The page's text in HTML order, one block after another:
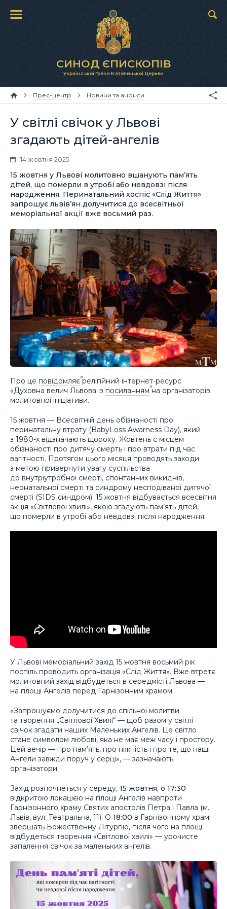
СИНОД ЄПИСКОПІВ
Української Греко-Католицької Церкви
Прес-центр Новини та анонси
У світлі свічок у Львові
згадають дітей-ангелів
14 жовтня 2025
15 жовтня у Львові молитовно вшанують пам’ять
дітей, що померли в утробі або невдовзі після
народження. Перинатальний хоспіс «Слід Життя»
запрошує львів’ян долучитися до всесвітньої
меморіальної акції вже восьмий раз.
Про це повідомляєрелігійний інтернет-ресурс
«Духовна велич Львова із посиланнямна організаторів
молитовної ініціативи.
15 жовтня — Всесвітній день обізнаності про
перинатальну втрату (BabyLoss Awarness Day), який
з 1980-х відзначають щороку. Жовтень є місцем
обізнаності про дитячу смерть і про втрати під час
вагітності. Протягом цього місяця проводять заходи
з метою привернути увагу суспільства
до внутріутробної смерті, спонтанних викиднів,
неонатальної смерті та синдрому несподіваної дитячої
смерті (SIDS синдром). 15 жовтня відбувається всесвітня
акція «Світлової хвилі», якою згадують пам’ять дітей,
що померли в утробі або невдовзі після народження.
У Львові меморіальний захід 15 жовтня восьмий рік
поспіль проводить організація «Слід Життя». Вже втретє
молитовний захід відбудеться в середмісті Львова —
на площі Ангелів перед Гарнізонним храмом.
«Запрошуємо долучитися до спільної молитви
та творення „Світлової Хвилі“ — щоб разом у світлі
свічок згадати наших Маленьких Ангелів. Це світло
стане символом любові, яка не має меж часу і простору.
Цей вечір — про пам’ять, про ніжність і про те, що наші
Ангели завжди поруч у серці», — зазначають
організатори.
Захід розпочнеться у середу, 15 жовтня, о 17:30
відкритою локацією на площі Ангелів навпроти
Гарнізонного храму Святих апостолів Петра і Павла (м.
Львів, вул. Театральна, 11). О 18:00 в Гарнізонному храмі
звершать Божественну Літургію, після чого на площі
відбудеться творення «Світлової хвилі» — урочисте
запалення свічок за маленьких ангелів.